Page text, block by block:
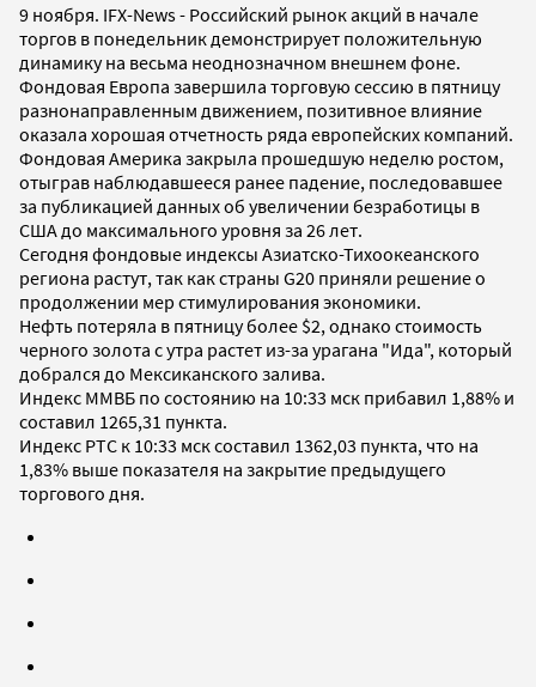
9 ноября. IFX-News - Российский рынок акций в начале
торгов в понедельник демонстрирует положительную
динамику на весьма неоднозначном внешнем фоне.
Фондовая Европа завершила торговую сессию в пятницу
разнонаправленным движением, позитивное влияние
оказала хорошая отчетность ряда европейских компаний.
Фондовая Америка закрыла прошедшую неделю ростом,
отыграв наблюдавшееся ранее падение, последовавшее
за публикацией данных об увеличении безработицы в
США до максимального уровня за 26 лет.
Сегодня фондовые индексы Азиатско-Тихоокеанского
региона растут, так как страны G20 приняли решение о
продолжении мер стимулирования экономики.
Нефть потеряла в пятницу более $2, однако стоимость
черного золота с утра растет из-за урагана "Ида", который
добрался до Мексиканского залива.
Индекс ММВБ по состоянию на 10:33 мск прибавил 1,88% и
составил 1265,31 пункта.
Индекс РТС к 10:33 мск составил 1362,03 пункта, что на
1,83% выше показателя на закрытие предыдущего
торгового дня.